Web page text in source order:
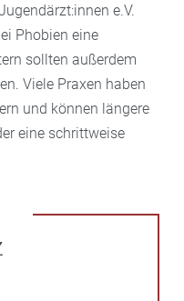
e.V.
Phobien eine
sollten außerdem
Viele Praxen haben
und können längere
eine schrittweise